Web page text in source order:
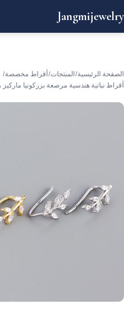
Jangmijewelry
الصفحة الرئيسية/المنتجات/أقراط مخصصة/
أقراط نباتية هندسية مرصعة بزركونيا